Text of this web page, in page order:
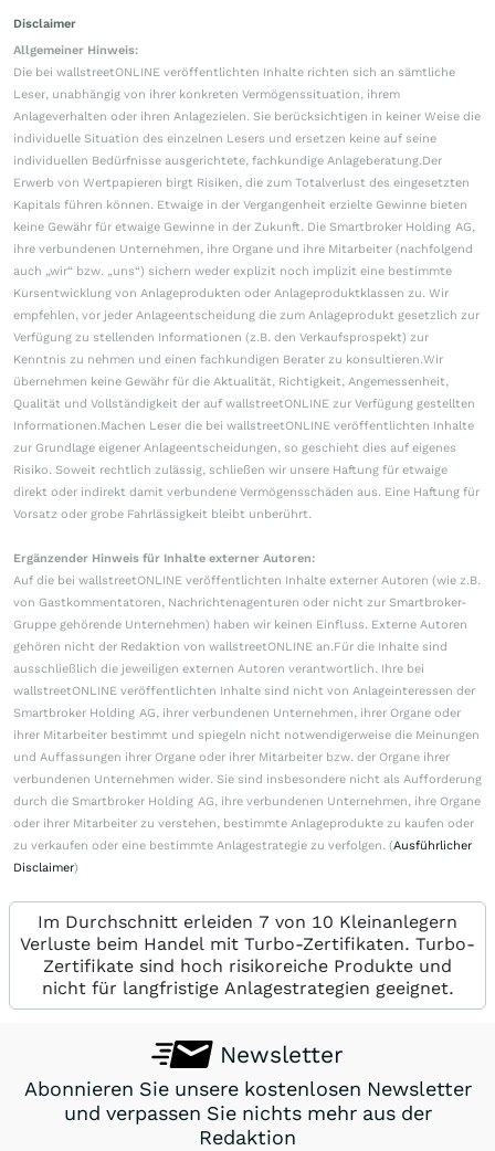
Disclaimer
Allgemeiner Hinweis:
Die bei wallstreetONLINE veröffentlichten Inhalte richten sich an sämtliche
Leser, unabhängig von ihrer konkreten Vermögenssituation, ihrem
Anlageverhalten oder ihren Anlagezielen. Sie berücksichtigen in keiner Weise die
individuelle Situation des einzelnen Lesers und ersetzen keine auf seine
individuellen Bedürfnisse ausgerichtete, fachkundige Anlageberatung.Der
Erwerb von Wertpapieren birgt Risiken, die zum Totalverlust des eingesetzten
Kapitals führen können. Etwaige in der Vergangenheit erzielte Gewinne bieten
keine Gewähr für etwaige Gewinne in der Zukunft. Die Smartbroker Holding AG,
ihre verbundenen Unternehmen, ihre Organe und ihre Mitarbeiter (nachfolgend
auch „wir“ bzw. „uns“) sichern weder explizit noch implizit eine bestimmte
Kursentwicklung von Anlageprodukten oder Anlageproduktklassen zu. Wir
empfehlen, vor jeder Anlageentscheidung die zum Anlageprodukt gesetzlich zur
Verfügung zu stellenden Informationen (z.B. den Verkaufsprospekt) zur
Kenntnis zu nehmen und einen fachkundigen Berater zu konsultieren.Wir
übernehmen keine Gewähr für die Aktualität, Richtigkeit, Angemessenheit,
Qualität und Vollständigkeit der auf wallstreetONLINE zur Verfügung gestellten
Informationen.Machen Leser die bei wallstreetONLINE veröffentlichten Inhalte
zur Grundlage eigener Anlageentscheidungen, so geschieht dies auf eigenes
Risiko. Soweit rechtlich zulässig, schließen wir unsere Haftung für etwaige
direkt oder indirekt damit verbundene Vermögensschäden aus. Eine Haftung für
Vorsatz oder grobe Fahrlässigkeit bleibt unberührt.
Ergänzender Hinweis für Inhalte externer Autoren:
Auf die bei wallstreetONLINE veröffentlichten Inhalte externer Autoren (wie z.B.
von Gastkommentatoren, Nachrichtenagenturen oder nicht zur Smartbroker-
Gruppe gehörende Unternehmen) haben wir keinen Einfluss. Externe Autoren
gehören nicht der Redaktion von wallstreetONLINE an.Für die Inhalte sind
ausschließlich die jeweiligen externen Autoren verantwortlich. Ihre bei
wallstreetONLINE veröffentlichten Inhalte sind nicht von Anlageinteressen der
Smartbroker Holding AG, ihrer verbundenen Unternehmen, ihrer Organe oder
ihrer Mitarbeiter bestimmt und spiegeln nicht notwendigerweise die Meinungen
und Auffassungen ihrer Organe oder ihrer Mitarbeiter bzw. der Organe ihrer
verbundenen Unternehmen wider. Sie sind insbesondere nicht als Aufforderung
durch die Smartbroker Holding AG, ihre verbundenen Unternehmen, ihre Organe
oder ihrer Mitarbeiter zu verstehen, bestimmte Anlageprodukte zu kaufen oder
zu verkaufen oder eine bestimmte Anlagestrategie zu verfolgen. (Ausführlicher
Disclaimer)
Im Durchschnitt erleiden 7 von 10 Kleinanlegern
Verluste beim Handel mit Turbo-Zertifikaten. Turbo-
Zertifikate sind hoch risikoreiche Produkte und
nicht für langfristige Anlagestrategien geeignet.
Newsletter
Abonnieren Sie unsere kostenlosen Newsletter
und verpassen Sie nichts mehr aus der
Redaktion